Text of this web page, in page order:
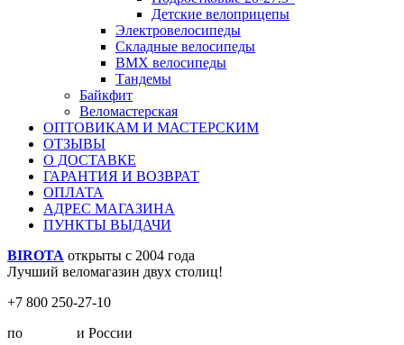
Детские велоприцепы
Электровелосипеды
Складные велосипеды
BMX велосипеды
Тандемы
Байкфит
Веломастерская
ОПТОВИКАМ И МАСТЕРСКИМ
ОТЗЫВЫ
О ДОСТАВКЕ
ГАРАНТИЯ И ВОЗВРАТ
ОПЛАТА
АДРЕС МАГАЗИНА
ПУНКТЫ ВЫДАЧИ
BIROTA открыты с 2004 года
Лучший веломагазин двух столиц!
+7 800 250-27-10
по
и России